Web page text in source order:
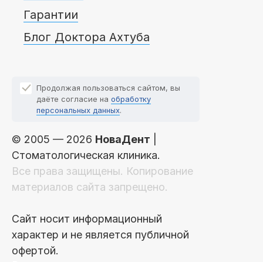
Гарантии
Блог Доктора Ахтуба
Продолжая пользоваться сайтом, вы
даёте согласие на обработку
персональных данных.
© 2005 — 2026 НоваДент
Стоматологическая клиника.
Все права защищены. Копирование
материалов сайта запрещено.
Сайт носит информационный
характер и не является публичной
офертой.